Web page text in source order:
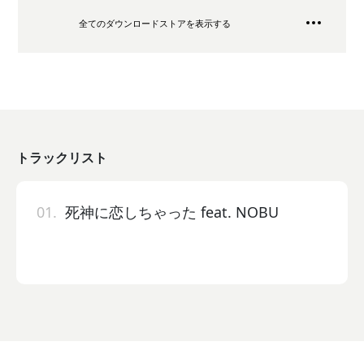
全てのダウンロードストアを表示する
トラックリスト
01. 死神に恋しちゃった feat. NOBU